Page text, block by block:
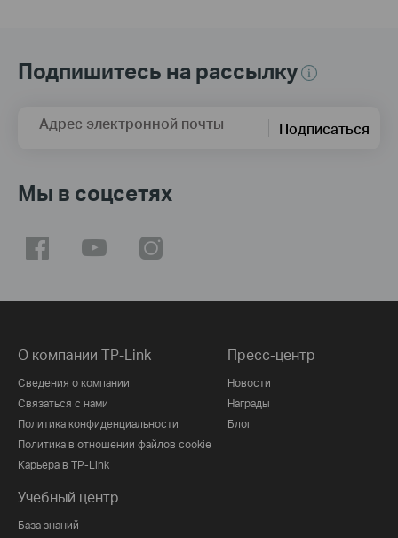
Подпишитесь на рассылку
Адрес электронной почты Подписаться
Мы в соцсетях
О компании TP-Link
Сведения о компании
Связаться с нами
Политика конфиденциальности
Политика в отношении файлов cookie
Карьера в TP-Link
Пресс-центр
Новости
Награды
Блог
Учебный центр
База знаний